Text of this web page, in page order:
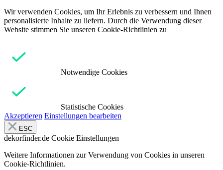
Wir verwenden Cookies, um Ihr Erlebnis zu verbessern und Ihnen
personalisierte Inhalte zu liefern. Durch die Verwendung dieser
Website stimmen Sie unseren Cookie-Richtlinien zu
Notwendige Cookies
Statistische Cookies
Akzeptieren Einstellungen bearbeiten
ESC
dekorfinder.de Cookie Einstellungen
Weitere Informationen zur Verwendung von Cookies in unseren
Cookie-Richtlinien.